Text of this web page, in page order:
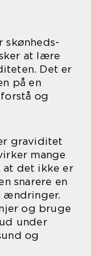
skønheds-
at lære
Det er
på en
og
graviditet
mange
at det ikke er
snarere en
ændringer.
og bruge
under
og